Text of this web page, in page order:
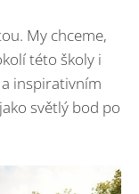
My chceme,
této školy i
inspirativním
světlý bod po